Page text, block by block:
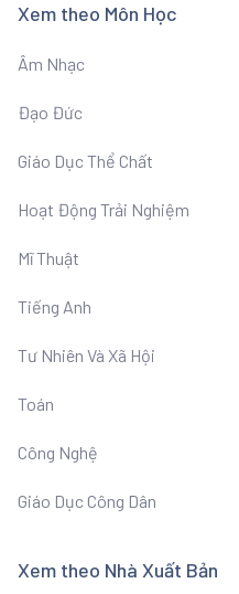
Xem theo Môn Học
Âm Nhạc
Đạo Đức
Giáo Dục Thể Chất
Hoạt Động Trải Nghiệm
Mĩ Thuật
Tiếng Anh
Tư Nhiên Và Xã Hội
Toán
Công Nghệ
Giáo Dục Công Dân
Xem theo Nhà Xuất Bản